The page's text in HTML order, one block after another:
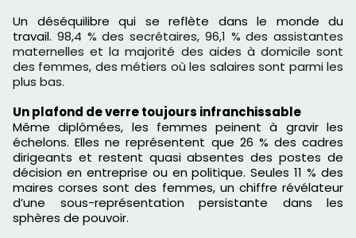
Un déséquilibre qui se reflète dans le monde du
travail. 98,4 % des secrétaires, 96,1 % des assistantes
maternelles et la majorité des aides à domicile sont
des femmes, des métiers où les salaires sont parmi les
plus bas.
Un plafond de verre toujours infranchissable
Même diplômées, les femmes peinent à gravir les
échelons. Elles ne représentent que 26 % des cadres
dirigeants et restent quasi absentes des postes de
décision en entreprise ou en politique. Seules 11 % des
maires corses sont des femmes, un chiffre révélateur
d’une sous-représentation persistante dans les
sphères de pouvoir.